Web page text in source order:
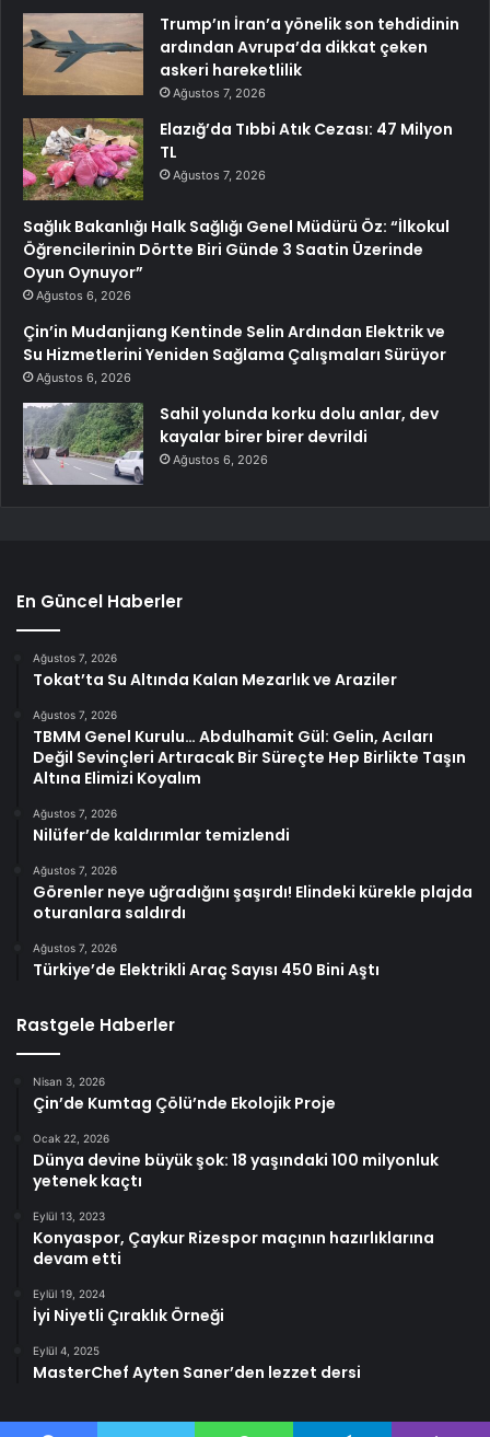
Trump’ın İran’a yönelik son tehdidinin
ardından Avrupa’da dikkat çeken
askeri hareketlilik
Ağustos 7, 2026
Elazığ’da Tıbbi Atık Cezası: 47 Milyon
TL
Ağustos 7, 2026
Sağlık Bakanlığı Halk Sağlığı Genel Müdürü Öz: “İlkokul
Öğrencilerinin Dörtte Biri Günde 3 Saatin Üzerinde
Oyun Oynuyor”
Ağustos 6, 2026
Çin’in Mudanjiang Kentinde Selin Ardından Elektrik ve
Su Hizmetlerini Yeniden Sağlama Çalışmaları Sürüyor
Ağustos 6, 2026
Sahil yolunda korku dolu anlar, dev
kayalar birer birer devrildi
Ağustos 6, 2026
En Güncel Haberler
Ağustos 7, 2026
Tokat’ta Su Altında Kalan Mezarlık ve Araziler
Ağustos 7, 2026
TBMM Genel Kurulu… Abdulhamit Gül: Gelin, Acıları
Değil Sevinçleri Artıracak Bir Süreçte Hep Birlikte Taşın
Altına Elimizi Koyalım
Ağustos 7, 2026
Nilüfer’de kaldırımlar temizlendi
Ağustos 7, 2026
Görenler neye uğradığını şaşırdı! Elindeki kürekle plajda
oturanlara saldırdı
Ağustos 7, 2026
Türkiye’de Elektrikli Araç Sayısı 450 Bini Aştı
Rastgele Haberler
Nisan 3, 2026
Çin’de Kumtag Çölü’nde Ekolojik Proje
Ocak 22, 2026
Dünya devine büyük şok: 18 yaşındaki 100 milyonluk
yetenek kaçtı
Eylül 13, 2023
Konyaspor, Çaykur Rizespor maçının hazırlıklarına
devam etti
Eylül 19, 2024
İyi Niyetli Çıraklık Örneği
Eylül 4, 2025
MasterChef Ayten Saner’den lezzet dersi